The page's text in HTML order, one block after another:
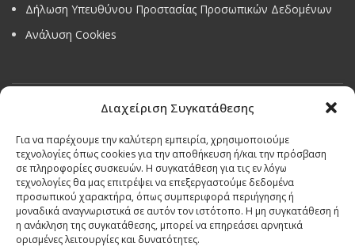
Διαχείριση Συγκατάθεσης
Για να παρέχουμε την καλύτερη εμπειρία, χρησιμοποιούμε
τεχνολογίες όπως cookies για την αποθήκευση ή/και την πρόσβαση
σε πληροφορίες συσκευών. Η συγκατάθεση για τις εν λόγω
τεχνολογίες θα μας επιτρέψει να επεξεργαστούμε δεδομένα
προσωπικού χαρακτήρα, όπως συμπεριφορά περιήγησης ή
μοναδικά αναγνωριστικά σε αυτόν τον ιστότοπο. Η μη συγκατάθεση ή
η ανάκληση της συγκατάθεσης, μπορεί να επηρεάσει αρνητικά
ορισμένες λειτουργίες και δυνατότητες.
Δήλωση Υπευθύνου Προστασίας Προσωπικών Δεδομένων
Ανάλυση Cookies
Όροι & προϋποθέσεις διαγωνισμού
ΣΤΟΙΧΕΙΑ ΕΠΙΚΟΙΝΩΝΙΑΣ
Παπαναστασίου 209,
Θεσσαλονίκη, ΤΚ 542 50
Τηλ:231 030 9709, 231 035 1630
Email:info@ecobuildings.gr